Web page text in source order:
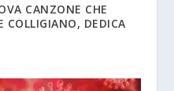
CANZONE CHE
COLLIGIANO, DEDICA